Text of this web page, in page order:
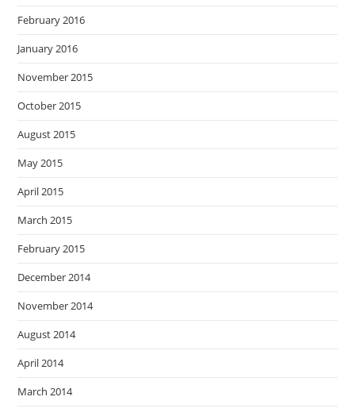
February 2016
January 2016
November 2015
October 2015
August 2015
May 2015
April 2015
March 2015
February 2015
December 2014
November 2014
August 2014
April 2014
March 2014